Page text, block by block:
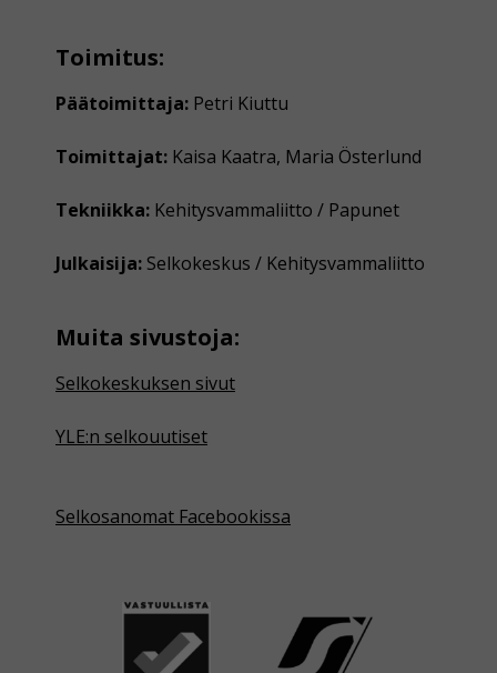
Toimitus:
Päätoimittaja: Petri Kiuttu
Toimittajat: Kaisa Kaatra, Maria Österlund
Tekniikka: Kehitysvammaliitto / Papunet
Julkaisija: Selkokeskus / Kehitysvammaliitto
Muita sivustoja:
Selkokeskuksen sivut
YLE:n selkouutiset
Selkosanomat Facebookissa